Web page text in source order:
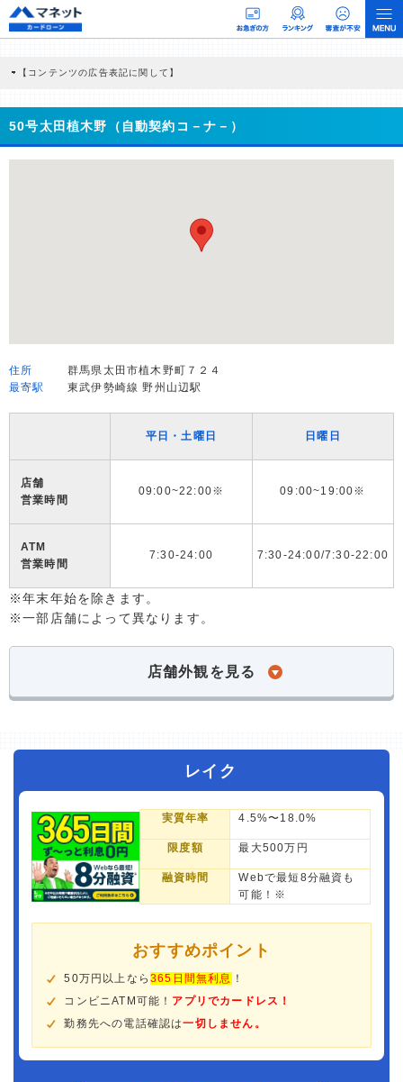
【コンテンツの広告表記に関して】
商品を根拠なくPRするものではなく、当編集部の調査／ユーザーへの口コミ収集な
どに基づき、公平性を担保した情報提供を行っています。
>提携企業一覧
50号太田植木野（自動契約コ－ナ－）
住所
群馬県太田市植木野町７２４
最寄駅
東武伊勢崎線 野州山辺駅
平日・土曜日 日曜日
店舗
営業時間
09:00~22:00※ 09:00~19:00※
ATM
営業時間
7:30-24:00 7:30-24:00/7:30-22:00
※年末年始を除きます。
※一部店舗によって異なります。
店舗外観を見る
レイク
実質年率 4.5%〜18.0%
限度額 最大500万円
融資時間
Webで最短8分融資も
可能！※
おすすめポイント
50万円以上なら365日間無利息 ！
コンビニATM可能！ アプリでカードレス！
勤務先への電話確認は一切しません。